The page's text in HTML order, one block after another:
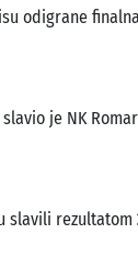
odigrane
je NK
slavili rezultatom